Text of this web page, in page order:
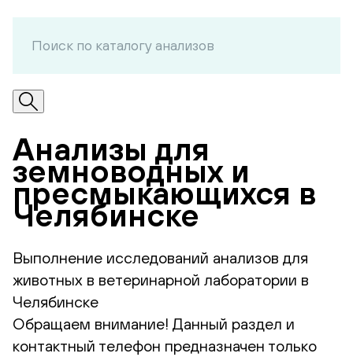
Анализы для
земноводных и
пресмыкающихся в
Челябинске
Выполнение исследований анализов для
животных в ветеринарной лаборатории в
Челябинске
Обращаем внимание! Данный раздел и
контактный телефон предназначен только